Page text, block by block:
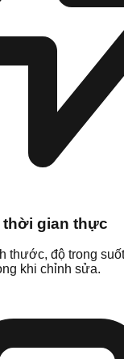
gian thực
thước, độ trong
khi chỉnh sửa.